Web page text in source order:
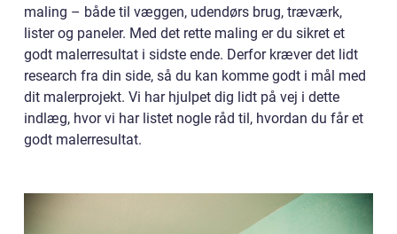
maling – både til væggen, udendørs brug, træværk,
lister og paneler. Med det rette maling er du sikret et
godt malerresultat i sidste ende. Derfor kræver det lidt
research fra din side, så du kan komme godt i mål med
dit malerprojekt. Vi har hjulpet dig lidt på vej i dette
indlæg, hvor vi har listet nogle råd til, hvordan du får et
godt malerresultat.